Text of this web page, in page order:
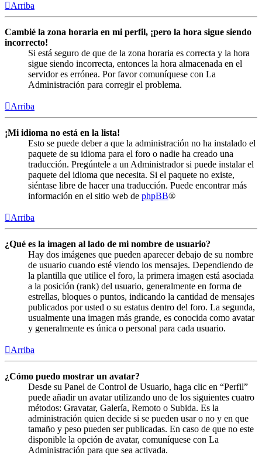
Arriba
Cambié la zona horaria en mi perfil, ¡pero la hora sigue siendo
incorrecto!
Si está seguro de que de la zona horaria es correcta y la hora
sigue siendo incorrecta, entonces la hora almacenada en el
servidor es errónea. Por favor comuníquese con La
Administración para corregir el problema.
Arriba
¡Mi idioma no está en la lista!
Esto se puede deber a que la administración no ha instalado el
paquete de su idioma para el foro o nadie ha creado una
traducción. Pregúntele a un Administrador si puede instalar el
paquete del idioma que necesita. Si el paquete no existe,
siéntase libre de hacer una traducción. Puede encontrar más
información en el sitio web de phpBB®
Arriba
¿Qué es la imagen al lado de mi nombre de usuario?
Hay dos imágenes que pueden aparecer debajo de su nombre
de usuario cuando esté viendo los mensajes. Dependiendo de
la plantilla que utilice el foro, la primera imagen está asociada
a la posición (rank) del usuario, generalmente en forma de
estrellas, bloques o puntos, indicando la cantidad de mensajes
publicados por usted o su estatus dentro del foro. La segunda,
usualmente una imagen más grande, es conocida como avatar
y generalmente es única o personal para cada usuario.
Arriba
¿Cómo puedo mostrar un avatar?
Desde su Panel de Control de Usuario, haga clic en “Perfil”
puede añadir un avatar utilizando uno de los siguientes cuatro
métodos: Gravatar, Galería, Remoto o Subida. Es la
administración quien decide si se pueden usar o no y en que
tamaño y peso pueden ser publicadas. En caso de que no este
disponible la opción de avatar, comuníquese con La
Administración para que sea activada.